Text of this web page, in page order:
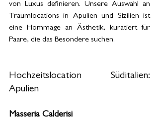
von Luxus definieren. Unsere Auswahl an
Traumlocations in Apulien und Sizilien ist
eine Hommage an Ästhetik, kuratiert für
Paare, die das Besondere suchen.
Hochzeitslocation Süditalien:
Apulien
Masseria Calderisi